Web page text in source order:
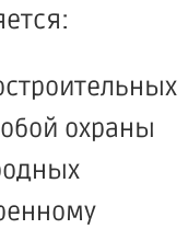
охраны